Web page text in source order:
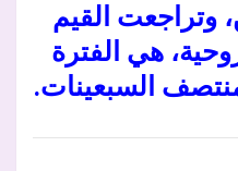
وتراجعت القيم
هي الفترة
السبعينات.